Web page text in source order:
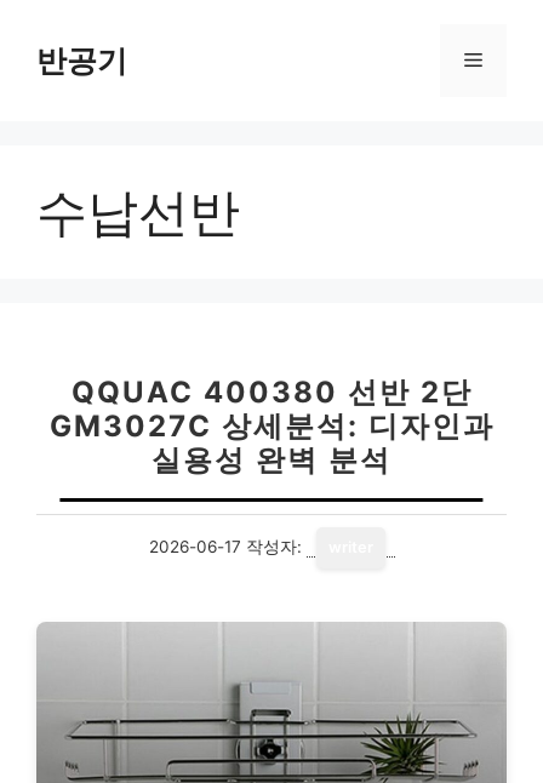
반공기 메
수납선반
QQUAC 400380 선반 2단
GM3027C 상세분석: 디자인과
실용성 완벽 분석
2026-06-17 작성자: